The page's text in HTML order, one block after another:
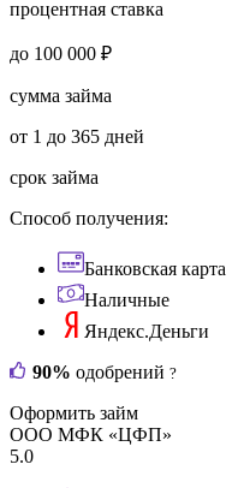
процентная ставка
до 100 000 ₽
сумма займа
от 1 до 365 дней
срок займа
Способ получения:
Банковская карта
Наличные
Яндекс.Деньги
90% одобрений ?
Оформить займ
ООО МФК «ЦФП»
5.0